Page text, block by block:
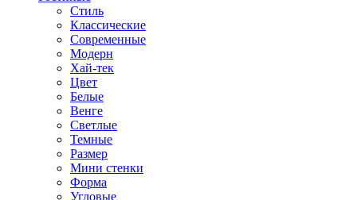
Стиль
Классические
Современные
Модерн
Хай-тек
Цвет
Белые
Венге
Светлые
Темные
Размер
Мини стенки
Форма
Угловые